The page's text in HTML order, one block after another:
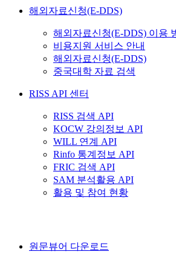
해외자료신청(E-DDS)
해외자료신청(E-DDS) 이용
비용지원 서비스 안내
해외자료신청(E-DDS)
중국대학 자료 검색
RISS API 센터
RISS 검색 API
KOCW 강의정보 API
WILL 연계 API
Rinfo 통계정보 API
FRIC 검색 API
SAM 분석활용 API
활용 및 참여 현황
원문뷰어 다운로드